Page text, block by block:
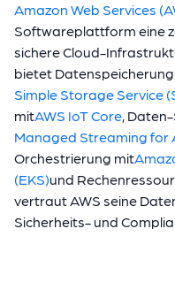
Amazon Web Services
Softwareplattform eine
sichere Cloud-
bietet
Simple Storage Service
mitAWS IoT Core,
Managed Streaming for
Orchestrierung mit
(EKS)und
vertraut AWS seine
Sicherheits- und